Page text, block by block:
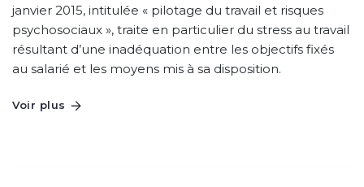
janvier 2015, intitulée « pilotage du travail et risques
psychosociaux », traite en particulier du stress au travail
résultant d’une inadéquation entre les objectifs fixés
au salarié et les moyens mis à sa disposition.
Voir plus